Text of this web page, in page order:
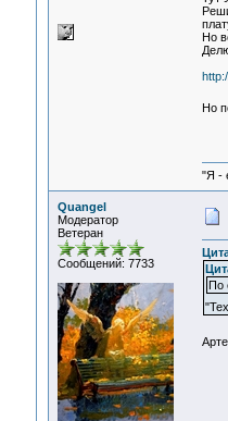
Но
Но
"Я -
Quangel
Модератор
Ветеран
Сообщений: 7733
По